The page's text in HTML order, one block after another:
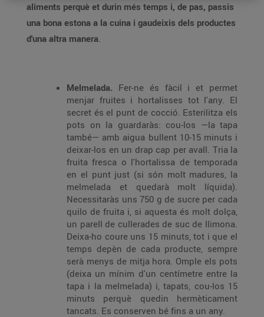
aliments perquè et durin més temps i, de pas, passis
una bona estona a la cuina i gaudeixis dels productes
d'una altra manera.
Melmelada. Fer-ne és fàcil i et permet
menjar fruites i hortalisses tot l'any. El
secret és el punt de cocció. Esterilitza els
pots on la guardaràs: cou-los —la tapa
també— amb aigua bullent 10-15 minuts i
deixar-los en un drap cap per avall. Tria la
fruita fresca o l'hortalissa de temporada
en el punt just (si són molt madures, la
melmelada et quedarà molt líquida).
Necessitaràs uns 750 g de sucre per cada
quilo de fruita i, si aquesta és molt dolça,
un parell de cullerades de suc de llimona.
Deixa-ho coure uns 15 minuts, tot i que el
temps depèn de cada producte, sempre
serà menys de mitja hora. Omple els pots
(deixa un mínim d'un centímetre entre la
tapa i la melmelada) i, tapats, cou-los 15
minuts perquè quedin hermèticament
tancats. Es conserven bé fins a un any.